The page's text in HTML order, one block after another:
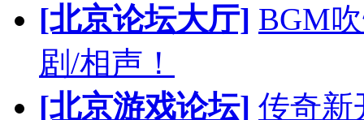
[北京论坛大厅] BGM
剧/相声！
[北京游戏论坛] 传奇新